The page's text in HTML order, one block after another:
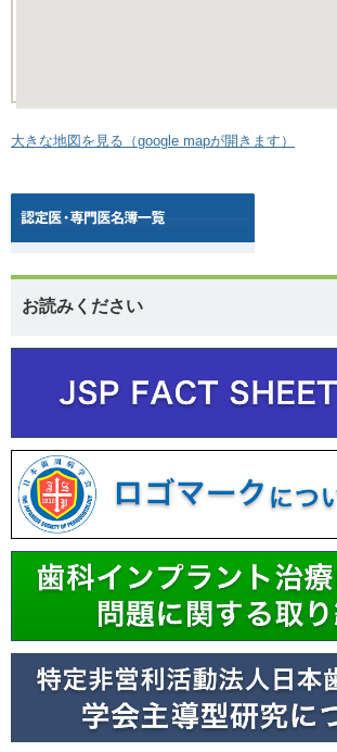
大きな地図を見る（google mapが開きます）
お読みください